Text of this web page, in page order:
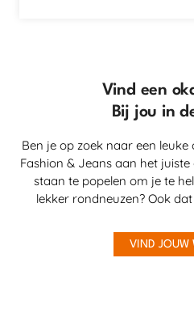
Vind een
Bij jou in
Ben je op zoek naar een
Fashion & Jeans aan het
staan te popelen om je te
lekker rondneuzen? Ook
VIND JOUW